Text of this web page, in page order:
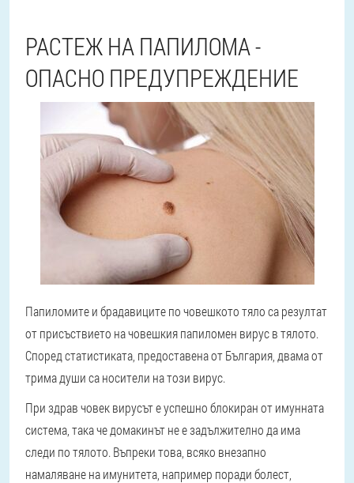
РАСТЕЖ НА ПАПИЛОМА -
ОПАСНО ПРЕДУПРЕЖДЕНИЕ
Папиломите и брадавиците по човешкото тяло са резултат
от присъствието на човешкия папиломен вирус в тялото.
Според статистиката, предоставена от България, двама от
трима души са носители на този вирус.
При здрав човек вирусът е успешно блокиран от имунната
система, така че домакинът не е задължително да има
следи по тялото. Въпреки това, всяко внезапно
намаляване на имунитета, например поради болест,